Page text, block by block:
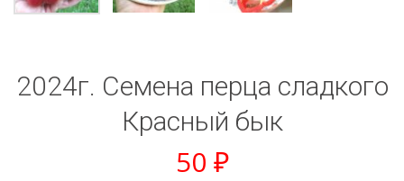
2024г. Семена перца сладкого
Красный бык
50 ₽